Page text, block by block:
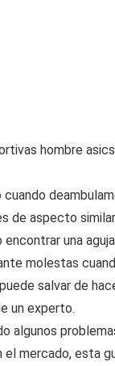
hombre
de aspecto
una
molestas
salvar de
un experto.
algunos
el mercado, esta